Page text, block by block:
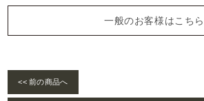
一般のお客様はこちら
<< 前の商品へ